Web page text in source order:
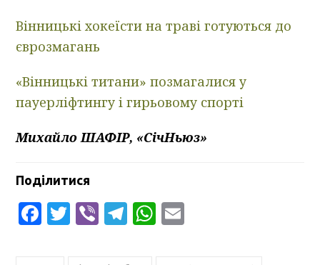
Вінницькі хокеїсти на траві готуються до
єврозмагань
«Вінницькі титани» позмагалися у
пауерліфтингу і гирьовому спорті
Михайло ШАФІР, «СічНьюз»
Поділитися
Facebook
Twitter
ViberTelegram
WhatsApp